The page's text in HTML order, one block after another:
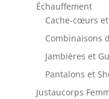
Échauffement
Cache-cœurs
Combinaisons
Jambières et
Pantalons et
Justaucorps